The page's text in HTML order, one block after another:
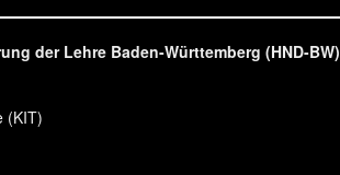
der Lehre Baden-Württemberg (HND-BW)
(KIT)